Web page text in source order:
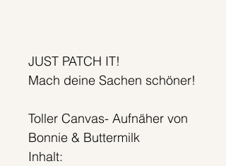
JUST PATCH IT!
Mach deine Sachen schöner!
Toller Canvas- Aufnäher von
Bonnie & Buttermilk
Inhalt: